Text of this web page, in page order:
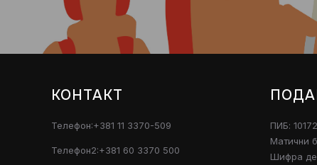
КОНТАКТ
Телефон:+381 11 3370-509
Телефон2:+381 60 3370 500
ПИБ:
Матични
Шифра